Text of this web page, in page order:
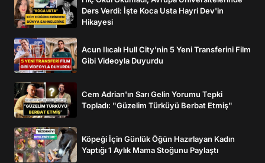
Ders Verdi: İşte Koca Usta Hayri Dev'in
Hikayesi
Acun Ilıcalı Hull City’nin 5 Yeni Transferini Film
Gibi Videoyla Duyurdu
Cem Adrian'ın Sarı Gelin Yorumu Tepki
Topladı: "Güzelim Türküyü Berbat Etmiş"
Köpeği İçin Günlük Öğün Hazırlayan Kadın
Yaptığı 1 Aylık Mama Stoğunu Paylaştı